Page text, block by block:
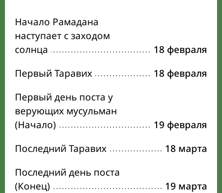
Начало Рамадана
наступает с заходом
солнца
18 февраля
Первый Таравих
18 февраля
Первый день поста у
верующих мусульман
(Начало)
19 февраля
Последний Таравих
18 марта
Последний день поста
(Конец)
19 марта